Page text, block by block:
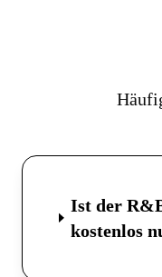
Ist der
kostenlos